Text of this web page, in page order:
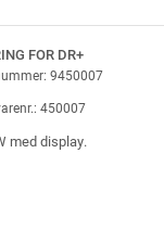
FOR DR+
9450007
450007
med display.